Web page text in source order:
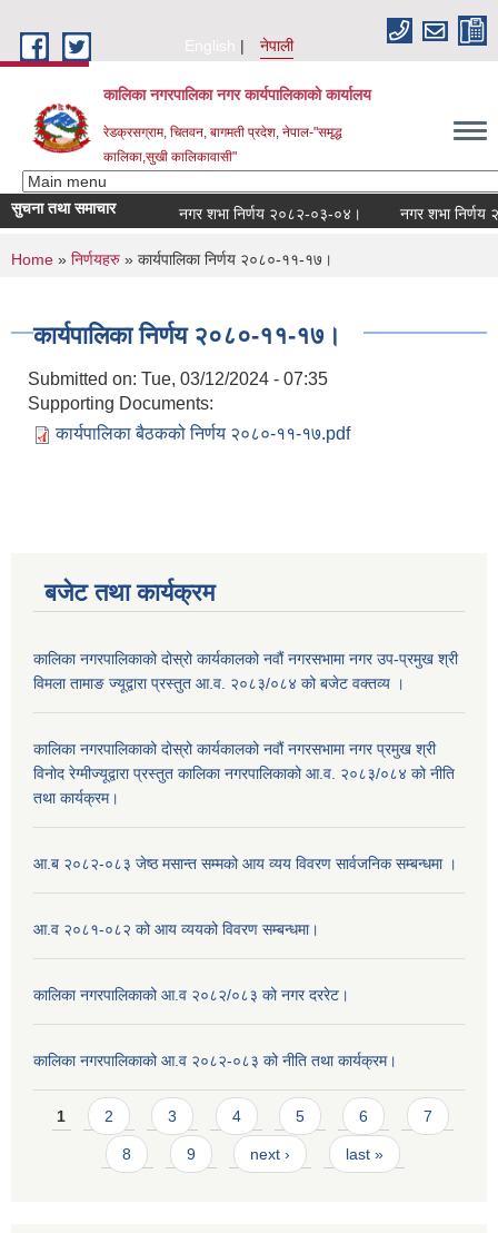
English
नेपाली
कालिका नगरपालिका नगर कार्यपालिकाकाे कार्यालय
रेडक्रसग्राम, चितवन, बागमती प्रदेश, नेपाल-"समृद्ध
कालिका,सुखी कालिकावासी"
सुचना तथा समाचार नगर शभा निर्णय २०८२-०३-०४। नगर शभा निर्णय
You are here
Home » निर्णयहरु » कार्यपालिका निर्णय २०८०-११-१७।
कार्यपालिका निर्णय २०८०-११-१७।
Submitted on: Tue, 03/12/2024 - 07:35
Supporting Documents:
कार्यपालिका बैठकको निर्णय २०८०-११-१७.pdf
बजेट तथा कार्यक्रम
कालिका नगरपालिकाको दोस्रो कार्यकालको नवौं नगरसभामा नगर उप-प्रमुख श्री
विमला तामाङ ज्यूद्वारा प्रस्तुत आ.व. २०८३/०८४ को बजेट वक्तव्य ।
कालिका नगरपालिकाको दोस्रो कार्यकालको नवौं नगरसभामा नगर प्रमुख श्री
विनोद रेग्मीज्यूद्वारा प्रस्तुत कालिका नगरपालिकाको आ.व. २०८३/०८४ को नीति
तथा कार्यक्रम।
आ.ब २०८२-०८३ जेष्ठ मसान्त सम्मको आय व्यय विवरण सार्वजनिक सम्बन्धमा ।
आ.व २०८१-०८२ को आय व्ययको विवरण सम्बन्धमा।
कालिका नगरपालिकाको आ.व २०८२/०८३ को नगर दररेट।
कालिका नगरपालिकाको आ.व २०८२-०८३ को नीति तथा कार्यक्रम।
Pages
1 2 3 4 5 6 7
8 9 next › last »